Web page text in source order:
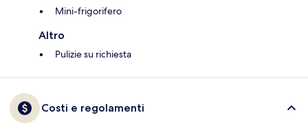
Mini-frigorifero
Altro
Pulizie su richiesta
Costi e regolamenti